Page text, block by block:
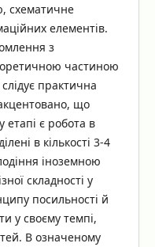
схематичне
елементів.
з
частиною
практична
що
є робота в
в кількості 3-4
іноземною
складності у
посильності й
у своєму темпі,
В означеному